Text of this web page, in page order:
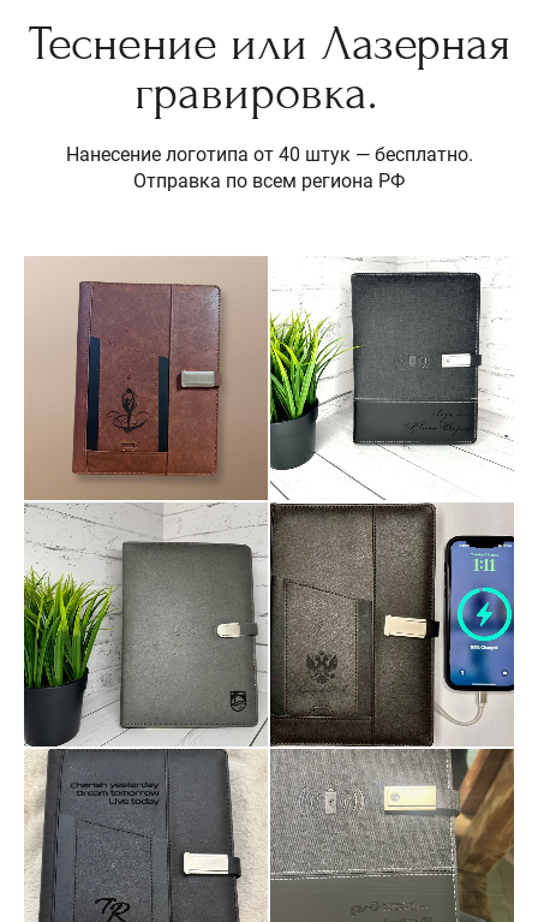
Теснение или Лазерная
гравировка.
Нанесение логотипа от 40 штук — бесплатно.
Отправка по всем региона РФ